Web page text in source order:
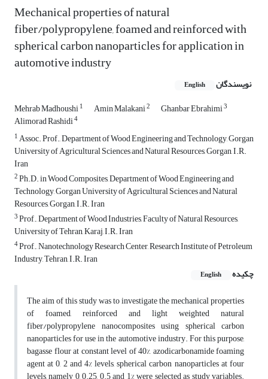
Mechanical properties of natural
fiber/polypropylene, foamed and reinforced with
spherical carbon nanoparticles for application in
automotive industry
نویسندگان English
Mehrab Madhoushi1 Amin Malakani2 Ghanbar Ebrahimi3
Alimorad Rashidi4
1Assoc. Prof., Department of Wood Engineering and Technology, Gorgan
University of Agricultural Sciences and Natural Resources, Gorgan, I.R.
Iran
2Ph.D. in Wood Composites, Department of Wood Engineering and
Technology, Gorgan University of Agricultural Sciences and Natural
Resources, Gorgan, I.R. Iran
3Prof., Department of Wood Industries, Faculty of Natural Resources,
University of Tehran, Karaj, I.R. Iran
4Prof., Nanotechnology Research Center, Research Institute of Petroleum
Industry, Tehran, I.R. Iran
چکیده
English
The aim of this study was to investigate the mechanical properties
of foamed, reinforced and light weighted natural
fiber/polypropylene nanocomposites using spherical carbon
nanoparticles for use in the automotive industry. For this purpose,
bagasse flour at constant level of 40%, azodicarbonamide foaming
agent at 0, 2 and 4% levels, spherical carbon nanoparticles at four